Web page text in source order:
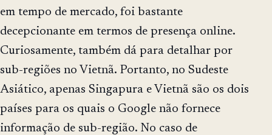
em tempo de mercado, foi bastante
decepcionante em termos de presença online.
Curiosamente, também dá para detalhar por
sub-regiões no Vietnã. Portanto, no Sudeste
Asiático, apenas Singapura e Vietnã são os dois
países para os quais o Google não fornece
informação de sub-região. No caso de